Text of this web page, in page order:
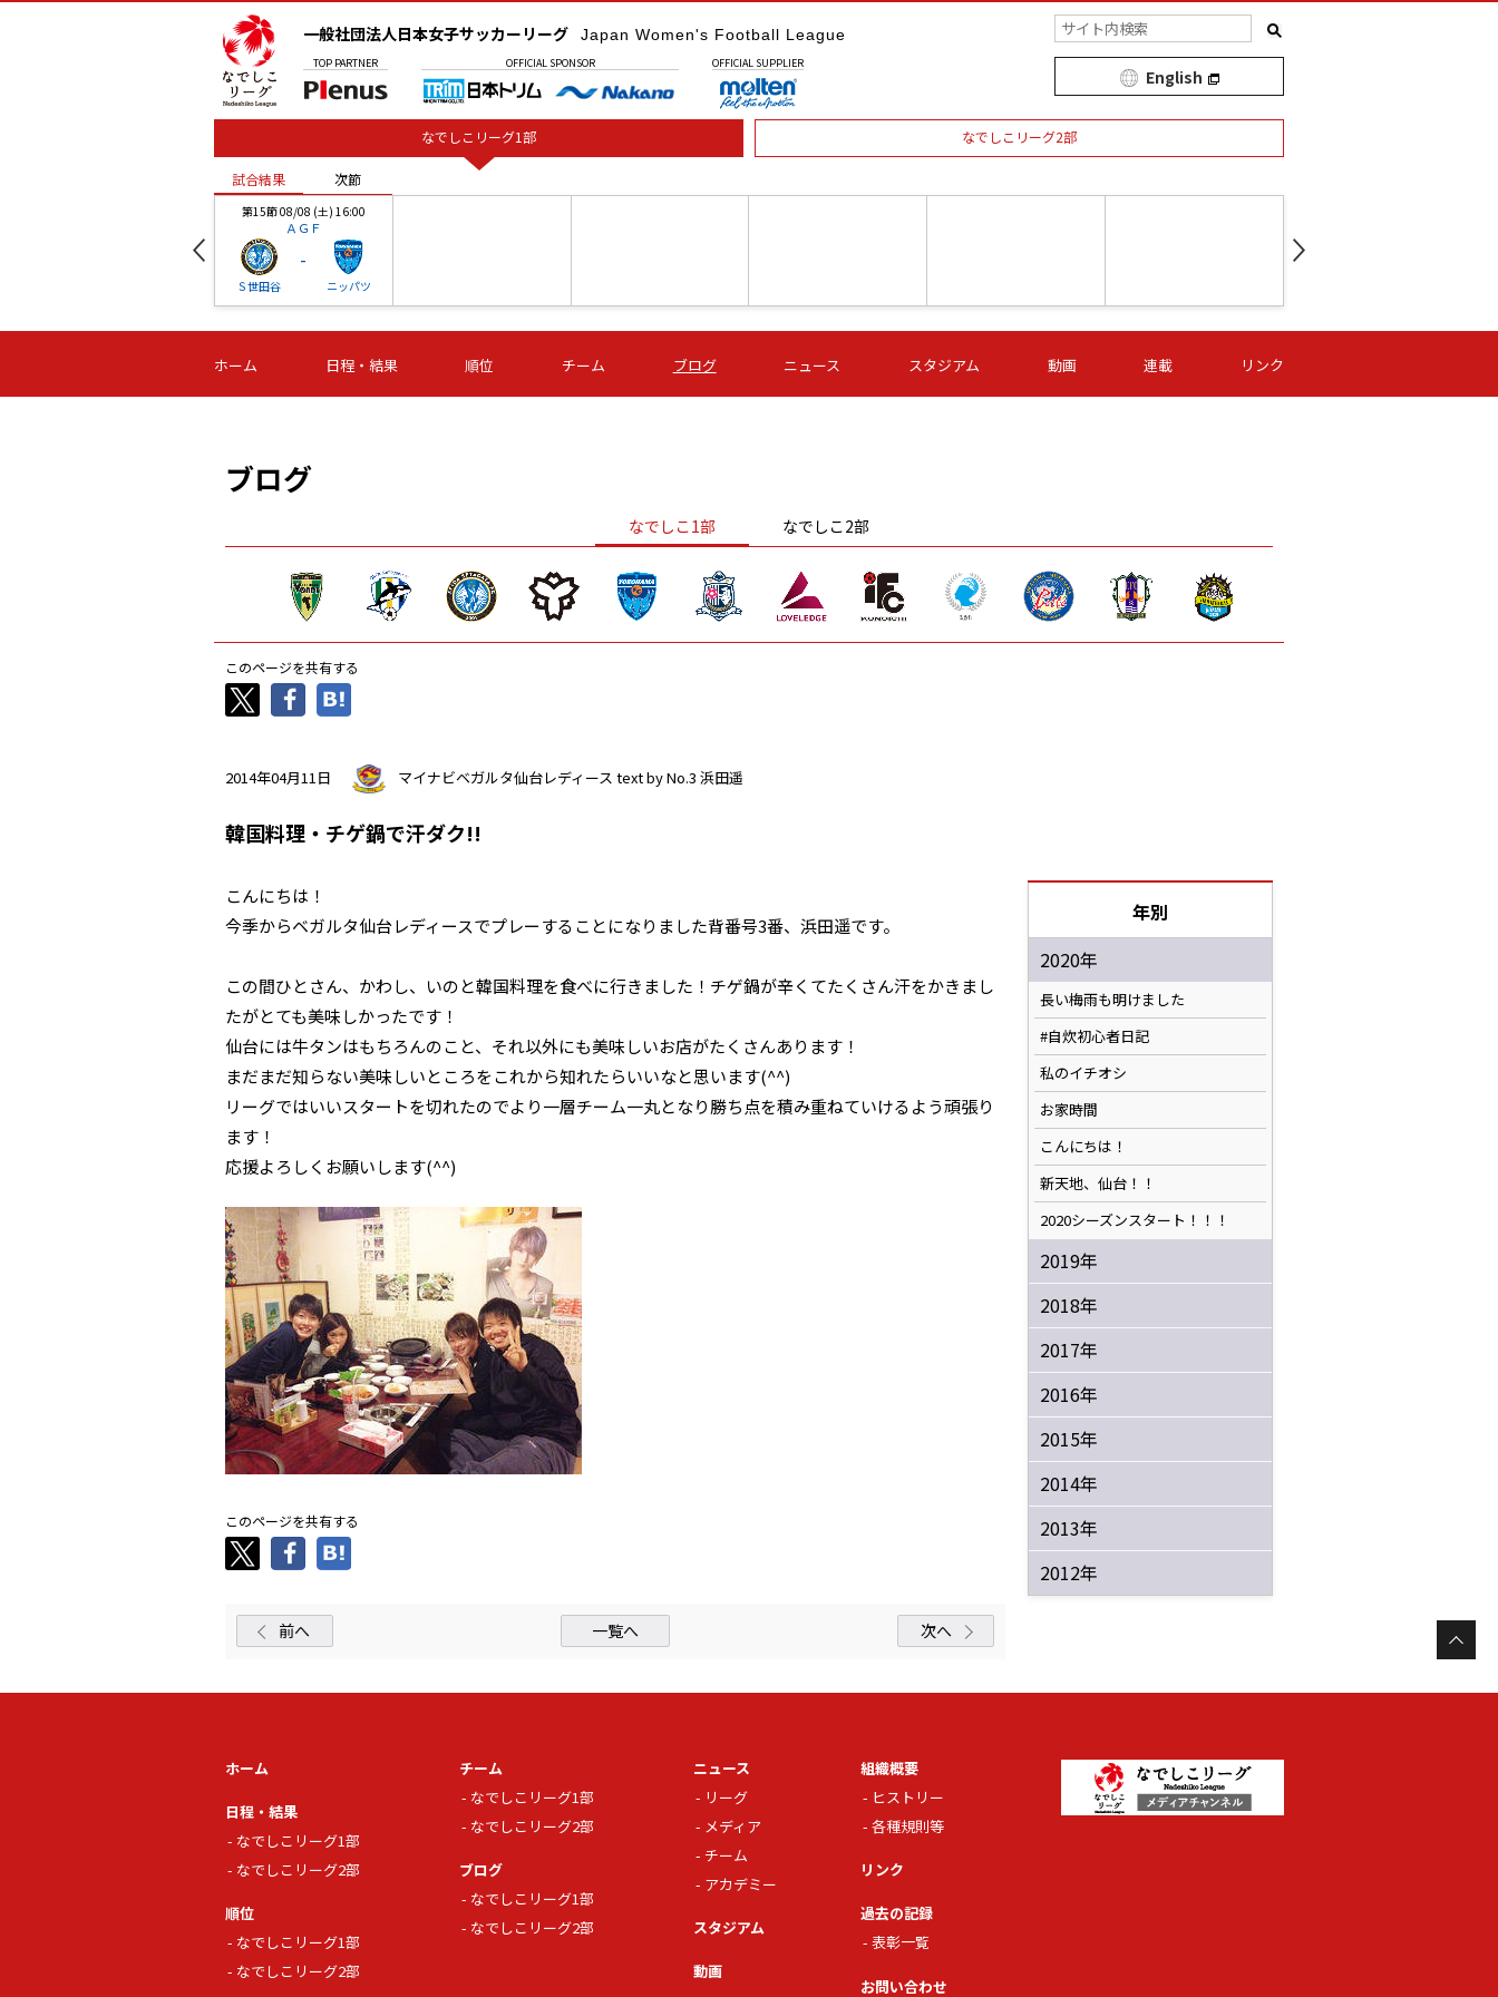
一般社団法人日本女子サッカーリーグ Japan Women's Football League
TOP PARTNER OFFICIAL SPONSOR OFFICIAL SUPPLIER
English
なでしこリーグ1部 なでしこリーグ2部
試合結果 次節
第15節 08/08 (土) 16:00
ＡＧＦ
Ｓ世田谷
-
ニッパツ
-
第16節 09/05 (土) 15:00
ニッパツ
-
第16節 09/05 (土) 15:00
石人の星
-
第16節 09/05 (土) 16:00
ＡＧＦ
-
いちご
-
第16節 09/06 (日) 15:00
-
第16節 09/06 (日) 15:00
- -
試合結果 次節
ホーム 日程・結果 順位 チーム ブログ ニュース スタジアム 動画 連載 リンク
ブログ
なでしこ1部 なでしこ2部
このページを共有する
2014年04月11日 マイナビベガルタ仙台レディース text by No.3 浜田遥
韓国料理・チゲ鍋で汗ダク!!
こんにちは！
今季からベガルタ仙台レディースでプレーすることになりました背番号3番、浜田遥です。
この間ひとさん、かわし、いのと韓国料理を食べに行きました！チゲ鍋が辛くてたくさん汗をかきまし
たがとても美味しかったです！
仙台には牛タンはもちろんのこと、それ以外にも美味しいお店がたくさんあります！
まだまだ知らない美味しいところをこれから知れたらいいなと思います(^^)
リーグではいいスタートを切れたのでより一層チーム一丸となり勝ち点を積み重ねていけるよう頑張り
ます！
応援よろしくお願いします(^^)
このページを共有する
前へ 一覧へ 次へ
年別
2020年
長い梅雨も明けました
#自炊初心者日記
私のイチオシ
お家時間
こんにちは！
新天地、仙台！！
2020シーズンスタート！！！
2019年
2018年
2017年
2016年
2015年
2014年
2013年
2012年
ホーム
日程・結果
なでしこリーグ1部
なでしこリーグ2部
順位
なでしこリーグ1部
なでしこリーグ2部
チーム
なでしこリーグ1部
なでしこリーグ2部
ブログ
なでしこリーグ1部
なでしこリーグ2部
ニュース
リーグ
メディア
チーム
アカデミー
スタジアム
動画
組織概要
ヒストリー
各種規則等
リンク
過去の記録
表彰一覧
お問い合わせ